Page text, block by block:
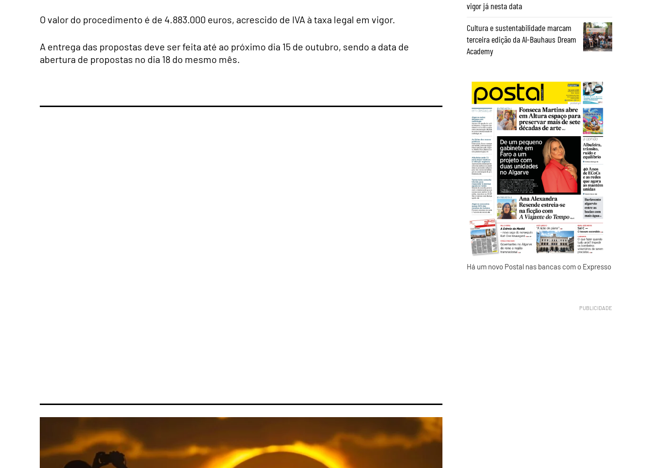
O valor do procedimento é de 4.883.000 euros, acrescido de IVA à taxa legal em vigor.
A entrega das propostas deve ser feita até ao próximo dia 15 de outubro, sendo a data de
abertura de propostas no dia 18 do mesmo mês.
vigor já nesta data
Cultura e sustentabilidade marcam
terceira edição da Al-Bauhaus Dream
Academy
Há um novo Postal nas bancas com o Expresso